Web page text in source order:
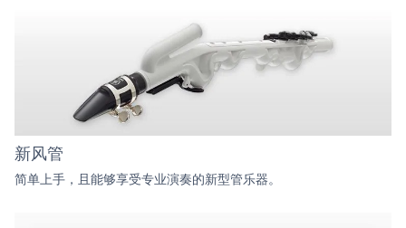
新风管
简单上手，且能够享受专业演奏的新型管乐器。